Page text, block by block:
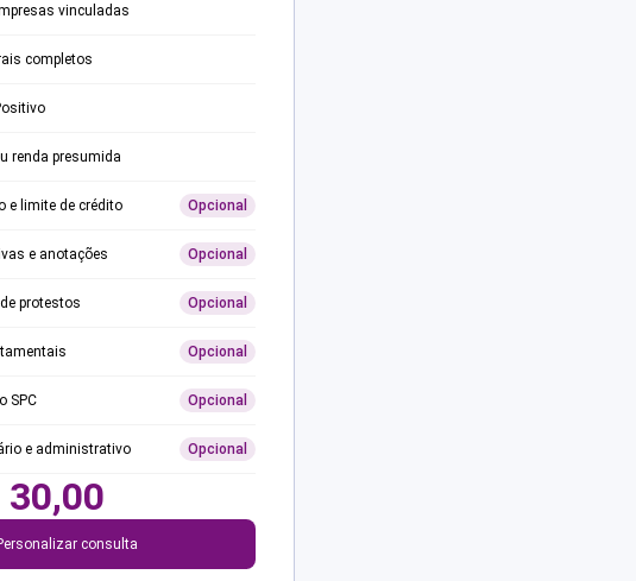
vinculadas
completos
renda presumida
e limite de crédito Opcional
e anotações Opcional
protestos Opcional
Opcional
SPC Opcional
e administrativo Opcional
30,00
consulta